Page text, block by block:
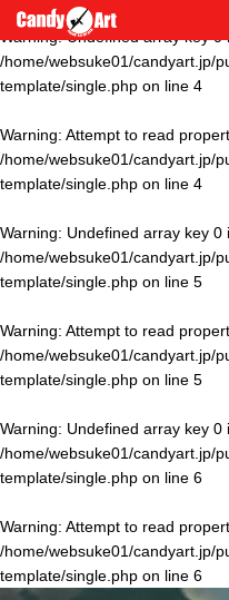
Warning: Undefined array key 0
/home/websuke01/candyart.jp/
template/single.php on line 4
Warning: Attempt to read
/home/websuke01/candyart.jp/
template/single.php on line 4
Warning: Undefined array key 0
/home/websuke01/candyart.jp/
template/single.php on line 5
Warning: Attempt to read
/home/websuke01/candyart.jp/
template/single.php on line 5
Warning: Undefined array key 0
/home/websuke01/candyart.jp/
template/single.php on line 6
Warning: Attempt to read
/home/websuke01/candyart.jp/
template/single.php on line 6